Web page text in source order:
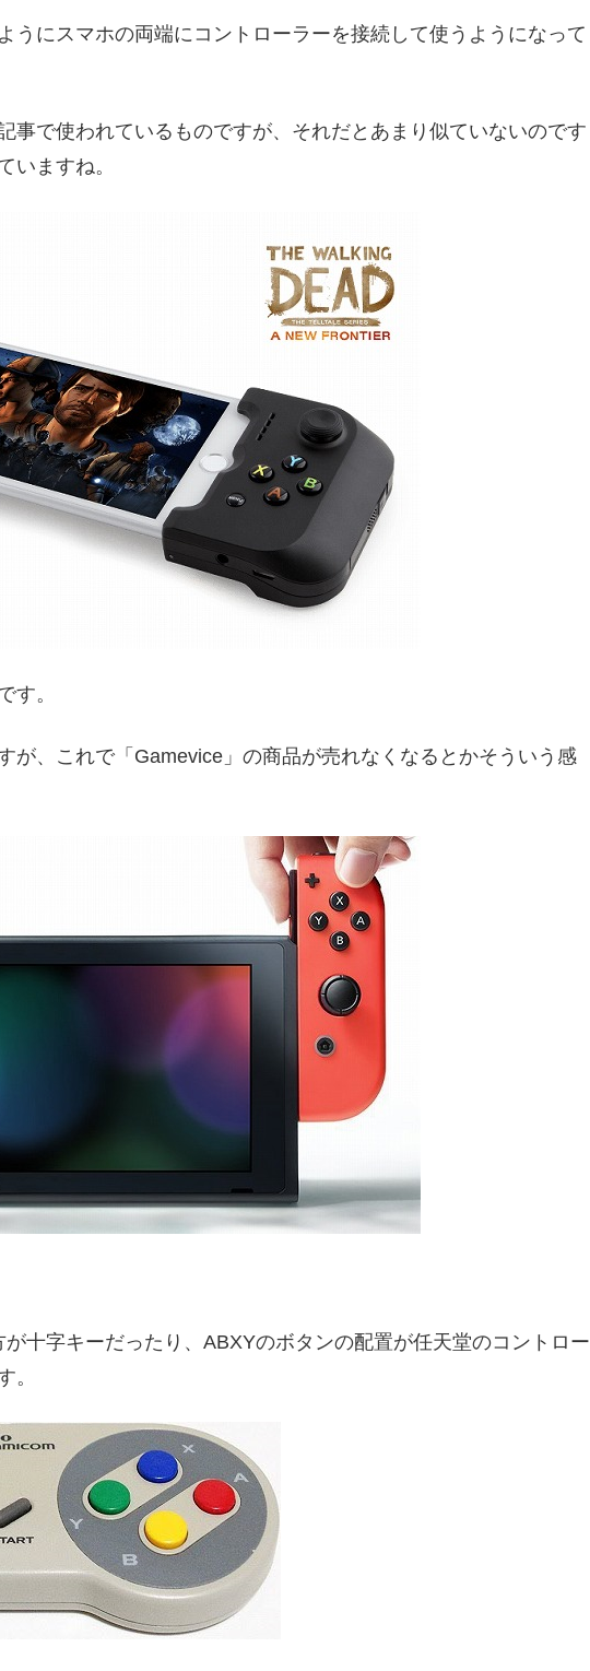
うにスマホの両端にコントローラーを接続して使うようになって
事で使われているものですが、それだとあまり似ていないのです
いますね。
す。
が、これで「Gamevice」の商品が売れなくなるとかそういう感
十字キーだったり、ABXYのボタンの配置が任天堂のコントロー
。